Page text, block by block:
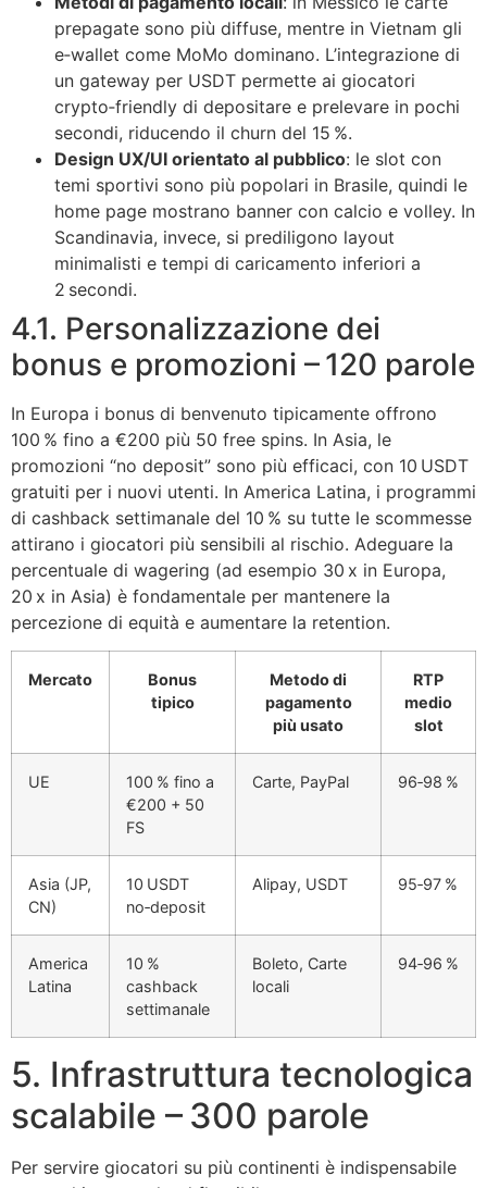
prepagate sono più diffuse, mentre in Vietnam gli
e‑wallet come MoMo dominano. L’integrazione di
un gateway per USDT permette ai giocatori
crypto‑friendly di depositare e prelevare in pochi
secondi, riducendo il churn del 15 %.
Design UX/UI orientato al pubblico: le slot con
temi sportivi sono più popolari in Brasile, quindi le
home page mostrano banner con calcio e volley. In
Scandinavia, invece, si prediligono layout
minimalisti e tempi di caricamento inferiori a
2 secondi.
4.1. Personalizzazione dei
bonus e promozioni – 120 parole
In Europa i bonus di benvenuto tipicamente offrono
100 % fino a €200 più 50 free spins. In Asia, le
promozioni “no deposit” sono più efficaci, con 10 USDT
gratuiti per i nuovi utenti. In America Latina, i programmi
di cashback settimanale del 10 % su tutte le scommesse
attirano i giocatori più sensibili al rischio. Adeguare la
percentuale di wagering (ad esempio 30 x in Europa,
20 x in Asia) è fondamentale per mantenere la
percezione di equità e aumentare la retention.
Mercato
Bonus
tipico
Metodo di
pagamento
più usato
RTP
medio
slot
UE
100 % fino a
€200 + 50
FS
Carte, PayPal 96‑98 %
Asia (JP,
CN)
10 USDT
no‑deposit
Alipay, USDT 95‑97 %
America
Latina
10 %
cashback
settimanale
Boleto, Carte
locali
94‑96 %
5. Infrastruttura tecnologica
scalabile – 300 parole
Per servire giocatori su più continenti è indispensabile